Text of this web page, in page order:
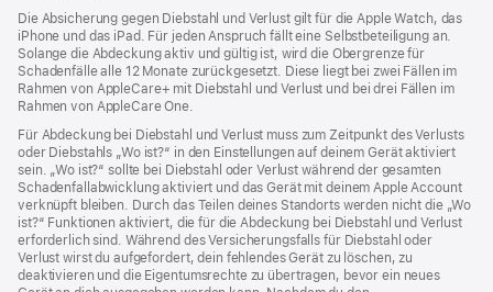
Die Absicherung gegen Diebstahl und Verlust gilt für die Apple Watch, das
iPhone und das iPad. Für jeden Anspruch fällt eine Selbstbeteiligung an.
Solange die Abdeckung aktiv und gültig ist, wird die Obergrenze für
Schadenfälle alle 12 Monate zurückgesetzt. Diese liegt bei zwei Fällen im
Rahmen von AppleCare+ mit Diebstahl und Verlust und bei drei Fällen im
Rahmen von AppleCare One.
Für Abdeckung bei Diebstahl und Verlust muss zum Zeit­punkt des Verlusts
oder Dieb­stahls „Wo ist?“ in den Einstellungen auf deinem Gerät aktiviert
sein. „Wo ist?“ sollte bei Diebstahl oder Verlust während der gesamten
Schadenfallabwicklung aktiviert und das Gerät mit deinem Apple Account
verknüpft bleiben. Durch das Teilen deines Standorts werden nicht die „Wo
ist?“ Funktionen aktiviert, die für die Abdeckung bei Diebstahl und Verlust
erforderlich sind. Während des Versicherungs­falls für Diebstahl oder
Verlust wirst du aufgefordert, dein fehlendes Gerät zu löschen, zu
deaktivieren und die Eigentums­rechte zu übertragen, bevor ein neues